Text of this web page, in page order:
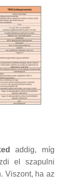
addig, míg
el szapulni
Viszont, ha az